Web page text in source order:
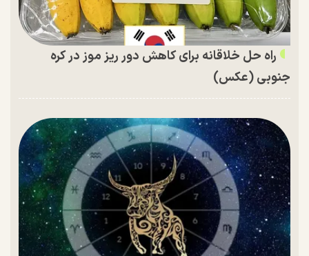
راه حل خلاقانه برای کاهش دور ریز موز در کره
جنوبی (عکس)